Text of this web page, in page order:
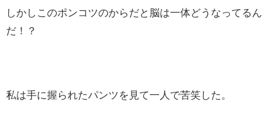
しかしこのポンコツのからだと脳は一体どうなってるん
だ！？
私は手に握られたパンツを見て一人で苦笑した。